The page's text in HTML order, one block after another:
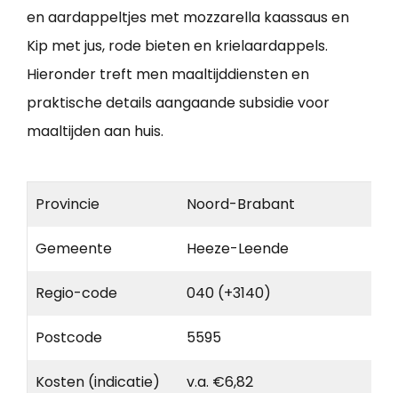
en aardappeltjes met mozzarella kaassaus en
Kip met jus, rode bieten en krielaardappels.
Hieronder treft men maaltijddiensten en
praktische details aangaande subsidie voor
maaltijden aan huis.
Provincie Noord-Brabant
Gemeente Heeze-Leende
Regio-code 040 (+3140)
Postcode 5595
Kosten (indicatie) v.a. €6,82